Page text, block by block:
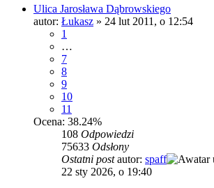
Ulica Jarosława Dąbrowskiego
autor: Łukasz » 24 lut 2011, o 12:54
1
…
7
8
9
10
11
Ocena: 38.24%
108 Odpowiedzi
75633 Odsłony
Ostatni postautor: spaff
22 sty 2026, o 19:40